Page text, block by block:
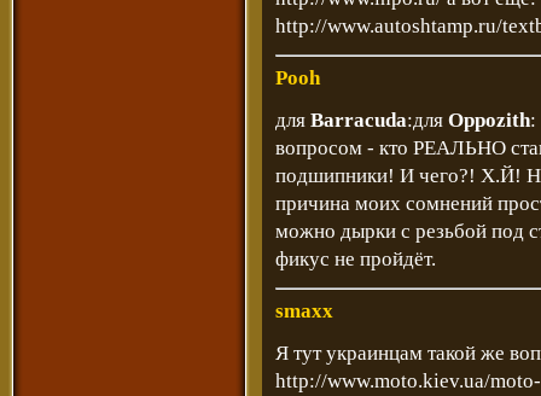
http://www.autoshtamp.ru/
Pooh
для Barracuda:для Oppozith:
вопросом - кто РЕАЛЬНО
подшипники! И чего?! Х.Й!
причина моих сомнений
можно дырки с резьбой под
фикус не пройдёт.
smaxx
Я тут украинцам такой же
http://www.moto.kiev.ua/